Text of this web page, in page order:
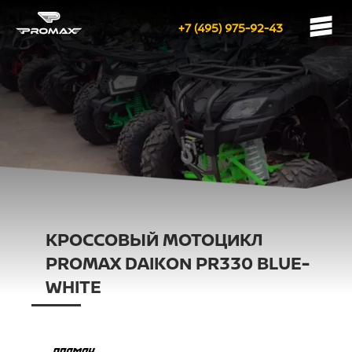
+7 (495) 975-92-43
КРОССОВЫЙ МОТОЦИКЛ
PROMAX DAIKON PR330 BLUE-
WHITE